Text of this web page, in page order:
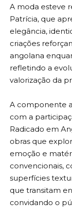
A moda esteve
Patrícia, que
elegância,
criações
angolana
refletindo a
valorização da
A componente
com a
Radicado em
obras que
emoção e
convencionais,
superfícies
que transitam
convidando o